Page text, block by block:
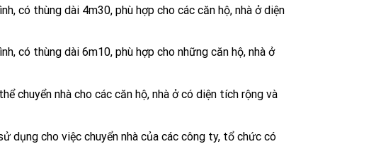
có thùng dài 4m30, phù hợp cho các căn hộ, nhà ở diện
có thùng dài 6m10, phù hợp cho những căn hộ, nhà ở
chuyển nhà cho các căn hộ, nhà ở có diện tích rộng và
cho việc chuyển nhà của các công ty, tổ chức có